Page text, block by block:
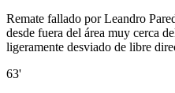
Remate fallado por Leandro
desde fuera del área muy cerca
ligeramente desviado de libre
63'